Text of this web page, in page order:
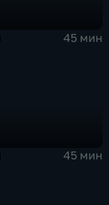
45 мин
45 мин